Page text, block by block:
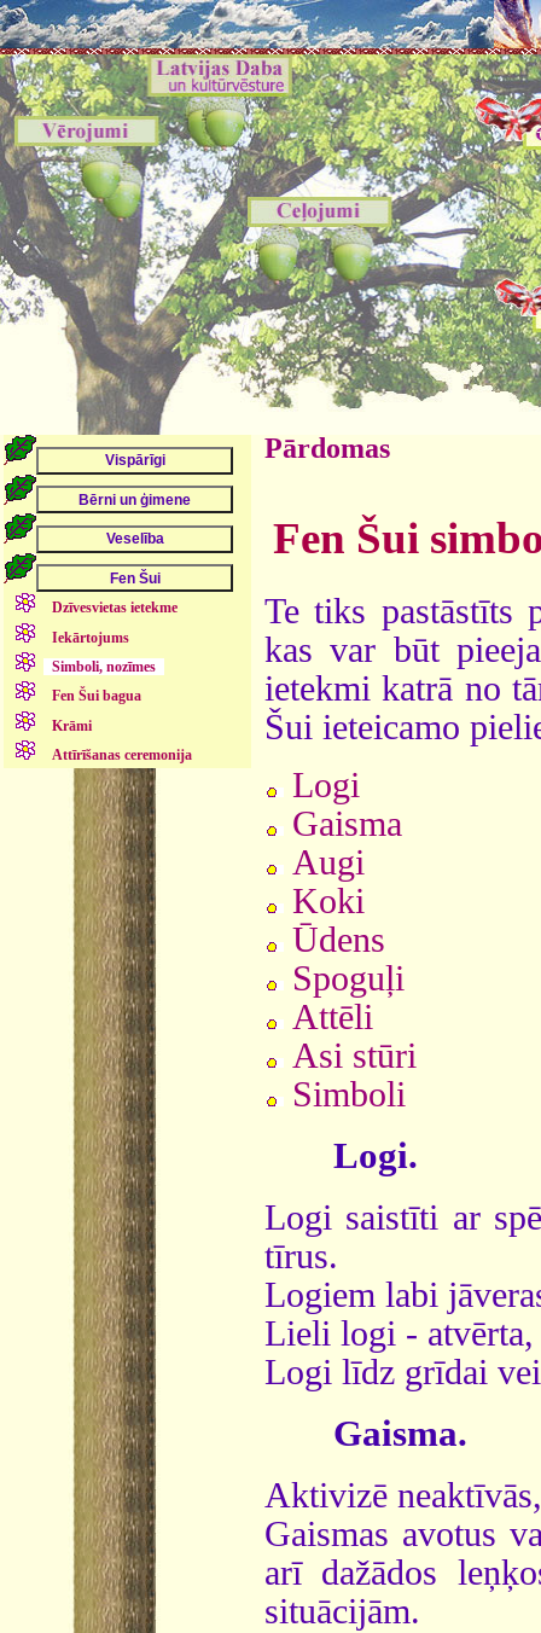
Dzīvesvietas ietekme
Iekārtojums
Simboli, nozīmes
Fen Šui bagua
Krāmi
Attīrīšanas ceremonija
Pārdomas
Fen Šui
Te tiks pastāstīts
kas var būt
ietekmi katrā no
Šui ieteicamo
Logi
Gaisma
Augi
Koki
Ūdens
Spoguļi
Attēli
Asi stūri
Simboli
Logi.
Logi saistīti ar
tīrus.
Logiem labi
Lieli logi - atvērta,
Logi līdz grīdai
Gaisma.
Aktivizē
Gaismas avotus
arī dažādos
situācijām.